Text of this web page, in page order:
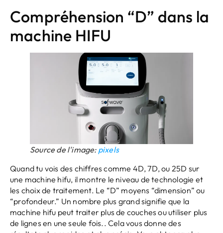
Compréhension “D” dans la
machine HIFU
Source de l'image: pixels
Quand tu vois des chiffres comme 4D, 7D, ou 25D sur
une machine hifu, il montre le niveau de technologie et
les choix de traitement. Le “D” moyens “dimension” ou
“profondeur.” Un nombre plus grand signifie que la
machine hifu peut traiter plus de couches ou utiliser plus
de lignes en une seule fois.. Cela vous donne des